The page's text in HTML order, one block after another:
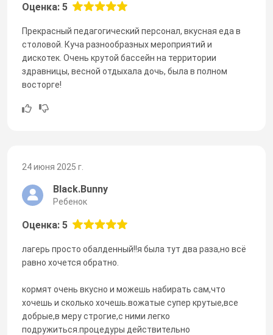
Оценка: 5
Прекрасный педагогический персонал, вкусная еда в
столовой. Куча разнообразных мероприятий и
дискотек. Очень крутой бассейн на территории
здравницы, весной отдыхала дочь, была в полном
восторге!
24 июня 2025 г.
Black.Bunny
Ребенок
Оценка: 5
лагерь просто обалденный!!я была тут два раза,но всё
равно хочется обратно.
кормят очень вкусно и можешь набирать сам,что
хочешь и сколько хочешь.вожатые супер крутые,все
добрые,в меру строгие,с ними легко
подружиться.процедуры действительно